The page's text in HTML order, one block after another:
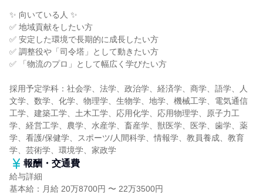
✨ 向いている人 ✨
✅ 地域貢献をしたい方
✅ 安定した環境で長期的に成長したい方
✅ 調整役や「司令塔」として動きたい方
✅ 「物流のプロ」として幅広く学びたい方
採用予定学科：社会学、法学、政治学、経済学、商学、語学、人
文学、数学、化学、物理学、生物学、地学、機械工学、電気通信
工学、建築工学、土木工学、応用化学、応用物理学、原子力工
学、経営工学、農学、水産学、畜産学、獣医学、医学、歯学、薬
学、看護/保健学、スポーツ/人間科学、情報学、教員養成、教育
学、芸術学、環境学、家政学
報酬・交通費
給与詳細
基本給：月給 20万8700円 〜 22万3500円